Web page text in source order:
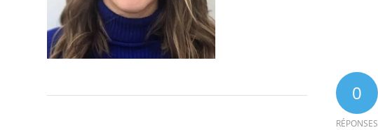
0
RÉPONSES